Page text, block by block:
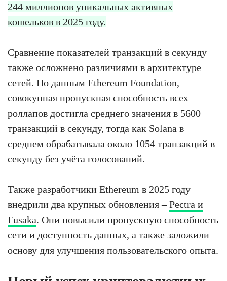
244 миллионов уникальных активных
кошельков в 2025 году.
Сравнение показателей транзакций в секунду
также осложнено различиями в архитектуре
сетей. По данным Ethereum Foundation,
совокупная пропускная способность всех
роллапов достигла среднего значения в 5600
транзакций в секунду, тогда как Solana в
среднем обрабатывала около 1054 транзакций в
секунду без учёта голосований.
Также разработчики Ethereum в 2025 году
внедрили два крупных обновления –Pectra и
Fusaka. Они повысили пропускную способность
сети и доступность данных, а также заложили
основу для улучшения пользовательского опыта.